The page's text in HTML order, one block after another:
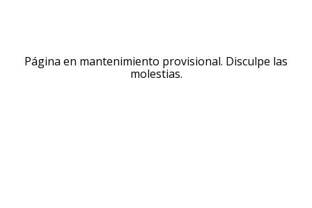
Página en mantenimiento provisional. Disculpe las
molestias.